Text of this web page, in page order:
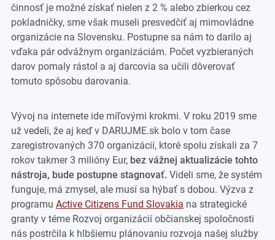
činnosť je možné získať nielen z 2 % alebo zbierkou cez
pokladničky, sme však museli presvedčiť aj mimovládne
organizácie na Slovensku. Postupne sa nám to darilo aj
vďaka pár odvážnym organizáciám. Počet vyzbieraných
darov pomaly rástol a aj darcovia sa učili dôverovať
tomuto spôsobu darovania.
Vývoj na internete ide míľovými krokmi. V roku 2019 sme
už vedeli, že aj keď v DARUJME.sk bolo v tom čase
zaregistrovaných 370 organizácií, ktoré spolu získali za 7
rokov takmer 3 milióny Eur, bez vážnej aktualizácie tohto
nástroja, bude postupne stagnovať. Videli sme, že systém
funguje, má zmysel, ale musí sa hýbať s dobou. Výzva z
programu Active Citizens Fund Slovakia na strategické
granty v téme Rozvoj organizácií občianskej spoločnosti
nás postrčila k hlbšiemu plánovaniu rozvoja našej služby